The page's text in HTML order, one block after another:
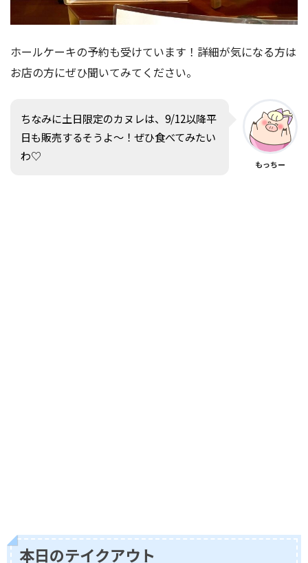
ホールケーキの予約も受けています！詳細が気になる方は
お店の方にぜひ聞いてみてください。
ちなみに土日限定のカヌレは、9/12以降平
日も販売するそうよ〜！ぜひ食べてみたい
わ♡
もっちー
本日のテイクアウト